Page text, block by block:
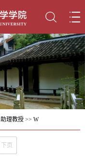
助理教授 >> W
下页